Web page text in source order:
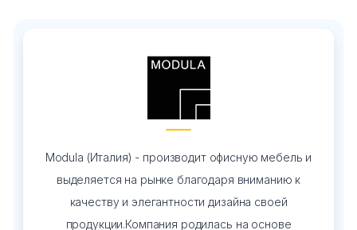
Modula (Италия) - производит офисную мебель и
выделяется на рынке благодаря вниманию к
качеству и элегантности дизайна своей
продукции.Компания родилась на основе
Стойки ресепшн
Офисные столы
Тумбы офисные